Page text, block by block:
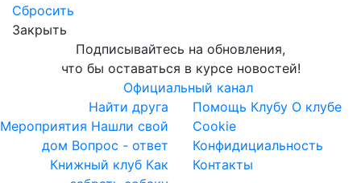
Сбросить
Закрыть
Подписывайтесь на обновления,
что бы оставаться в курсе новостей!
Официальный канал
Найти друга
Мероприятия Нашли свой
дом Вопрос - ответ
Книжный клуб Как
Помощь Клубу О клубе
Cookie
Конфидициальность
Контакты